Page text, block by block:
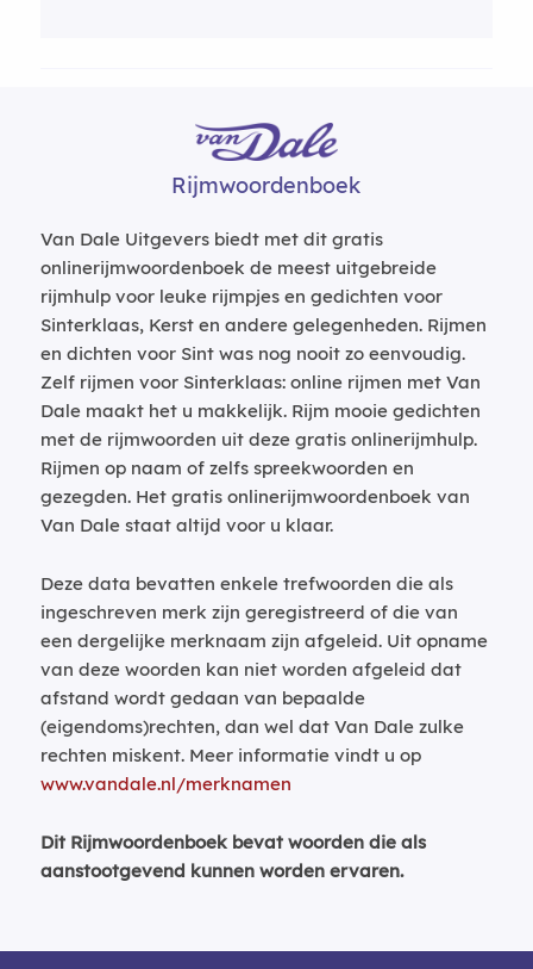
Rijmwoordenboek
Van Dale Uitgevers biedt met dit gratis
onlinerijmwoordenboek de meest uitgebreide
rijmhulp voor leuke rijmpjes en gedichten voor
Sinterklaas, Kerst en andere gelegenheden. Rijmen
en dichten voor Sint was nog nooit zo eenvoudig.
Zelf rijmen voor Sinterklaas: online rijmen met Van
Dale maakt het u makkelijk. Rijm mooie gedichten
met de rijmwoorden uit deze gratis onlinerijmhulp.
Rijmen op naam of zelfs spreekwoorden en
gezegden. Het gratis onlinerijmwoordenboek van
Van Dale staat altijd voor u klaar.
Deze data bevatten enkele trefwoorden die als
ingeschreven merk zijn geregistreerd of die van
een dergelijke merknaam zijn afgeleid. Uit opname
van deze woorden kan niet worden afgeleid dat
afstand wordt gedaan van bepaalde
(eigendoms)rechten, dan wel dat Van Dale zulke
rechten miskent. Meer informatie vindt u op
www.vandale.nl/merknamen
Dit Rijmwoordenboek bevat woorden die als
aanstootgevend kunnen worden ervaren.